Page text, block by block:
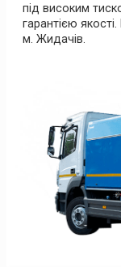
під високим
гарантією
м. Жидачів.